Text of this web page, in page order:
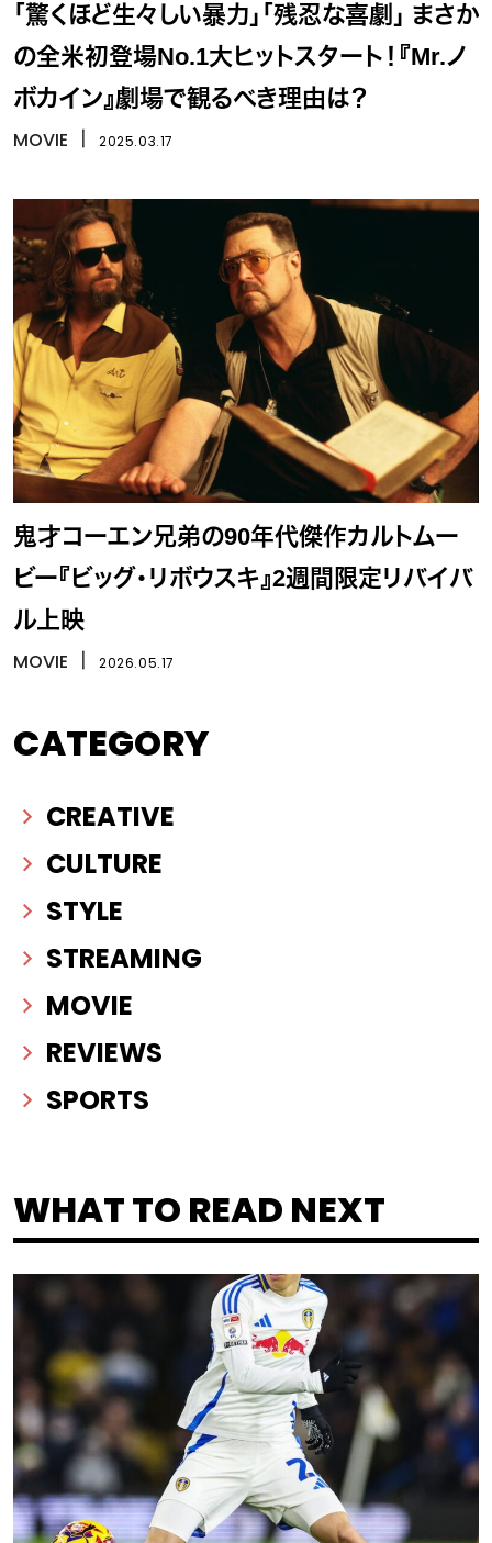
「驚くほど生々しい暴力」「残忍な喜劇」 まさか
の全米初登場No.1大ヒットスタート！『Mr.ノ
ボカイン』劇場で観るべき理由は？
MOVIE 2025.03.17
鬼才コーエン兄弟の90年代傑作カルトムー
ビー『ビッグ・リボウスキ』2週間限定リバイバ
ル上映
MOVIE 2026.05.17
CATEGORY
CREATIVE
CULTURE
STYLE
STREAMING
MOVIE
REVIEWS
SPORTS
WHAT TO READ NEXT